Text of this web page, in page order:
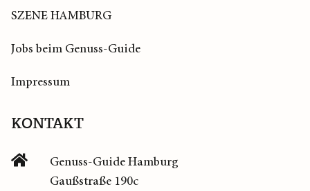
SZENE HAMBURG
Jobs beim Genuss-Guide
Impressum
KONTAKT
Genuss-Guide Hamburg
Gaußstraße 190c